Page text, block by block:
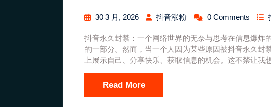
30 3 月, 2026 抖音涨粉 0 Comments
抖音永久封禁：一个网络世界的无奈与思考在信息爆炸
的一部分。然而，当一个人因为某些原因被抖音永久封
上展示自己、分享快乐、获取信息的机会。这不禁让
Read More